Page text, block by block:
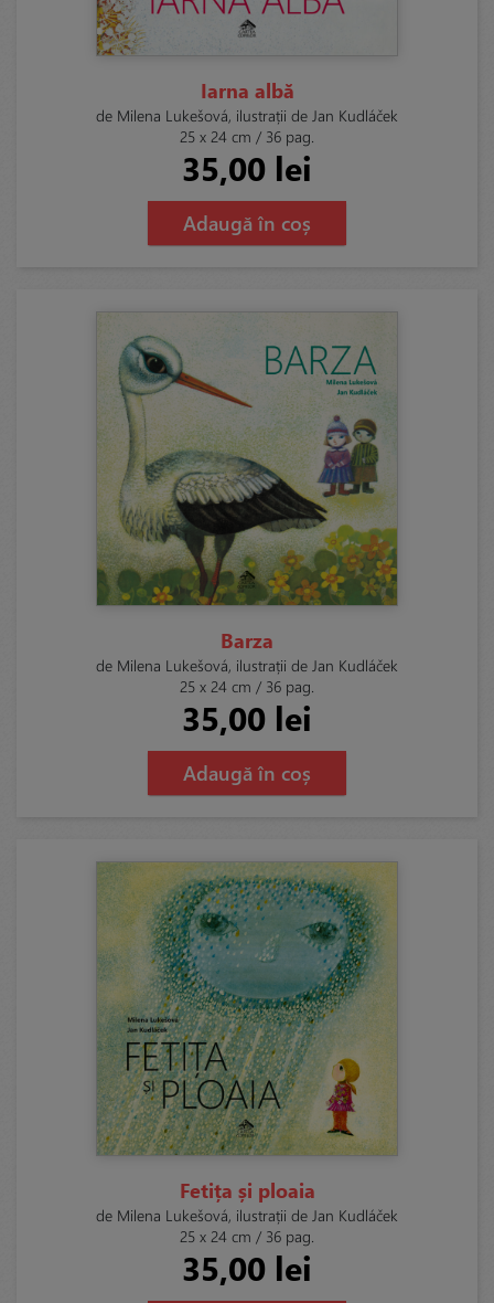
Iarna albă
de Milena Lukešová, ilustrații de Jan Kudláček
25 x 24 cm / 36 pag.
35,00 lei
Adaugă în coș
Barza
de Milena Lukešová, ilustrații de Jan Kudláček
25 x 24 cm / 36 pag.
35,00 lei
Adaugă în coș
Fetița și ploaia
de Milena Lukešová, ilustrații de Jan Kudláček
25 x 24 cm / 36 pag.
35,00 lei